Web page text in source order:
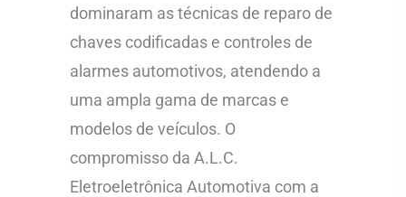
dominaram as técnicas de reparo de
chaves codificadas e controles de
alarmes automotivos, atendendo a
uma ampla gama de marcas e
modelos de veículos. O
compromisso da A.L.C.
Eletroeletrônica Automotiva com a